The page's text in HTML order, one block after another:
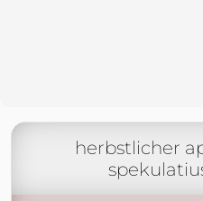
herbstlicher